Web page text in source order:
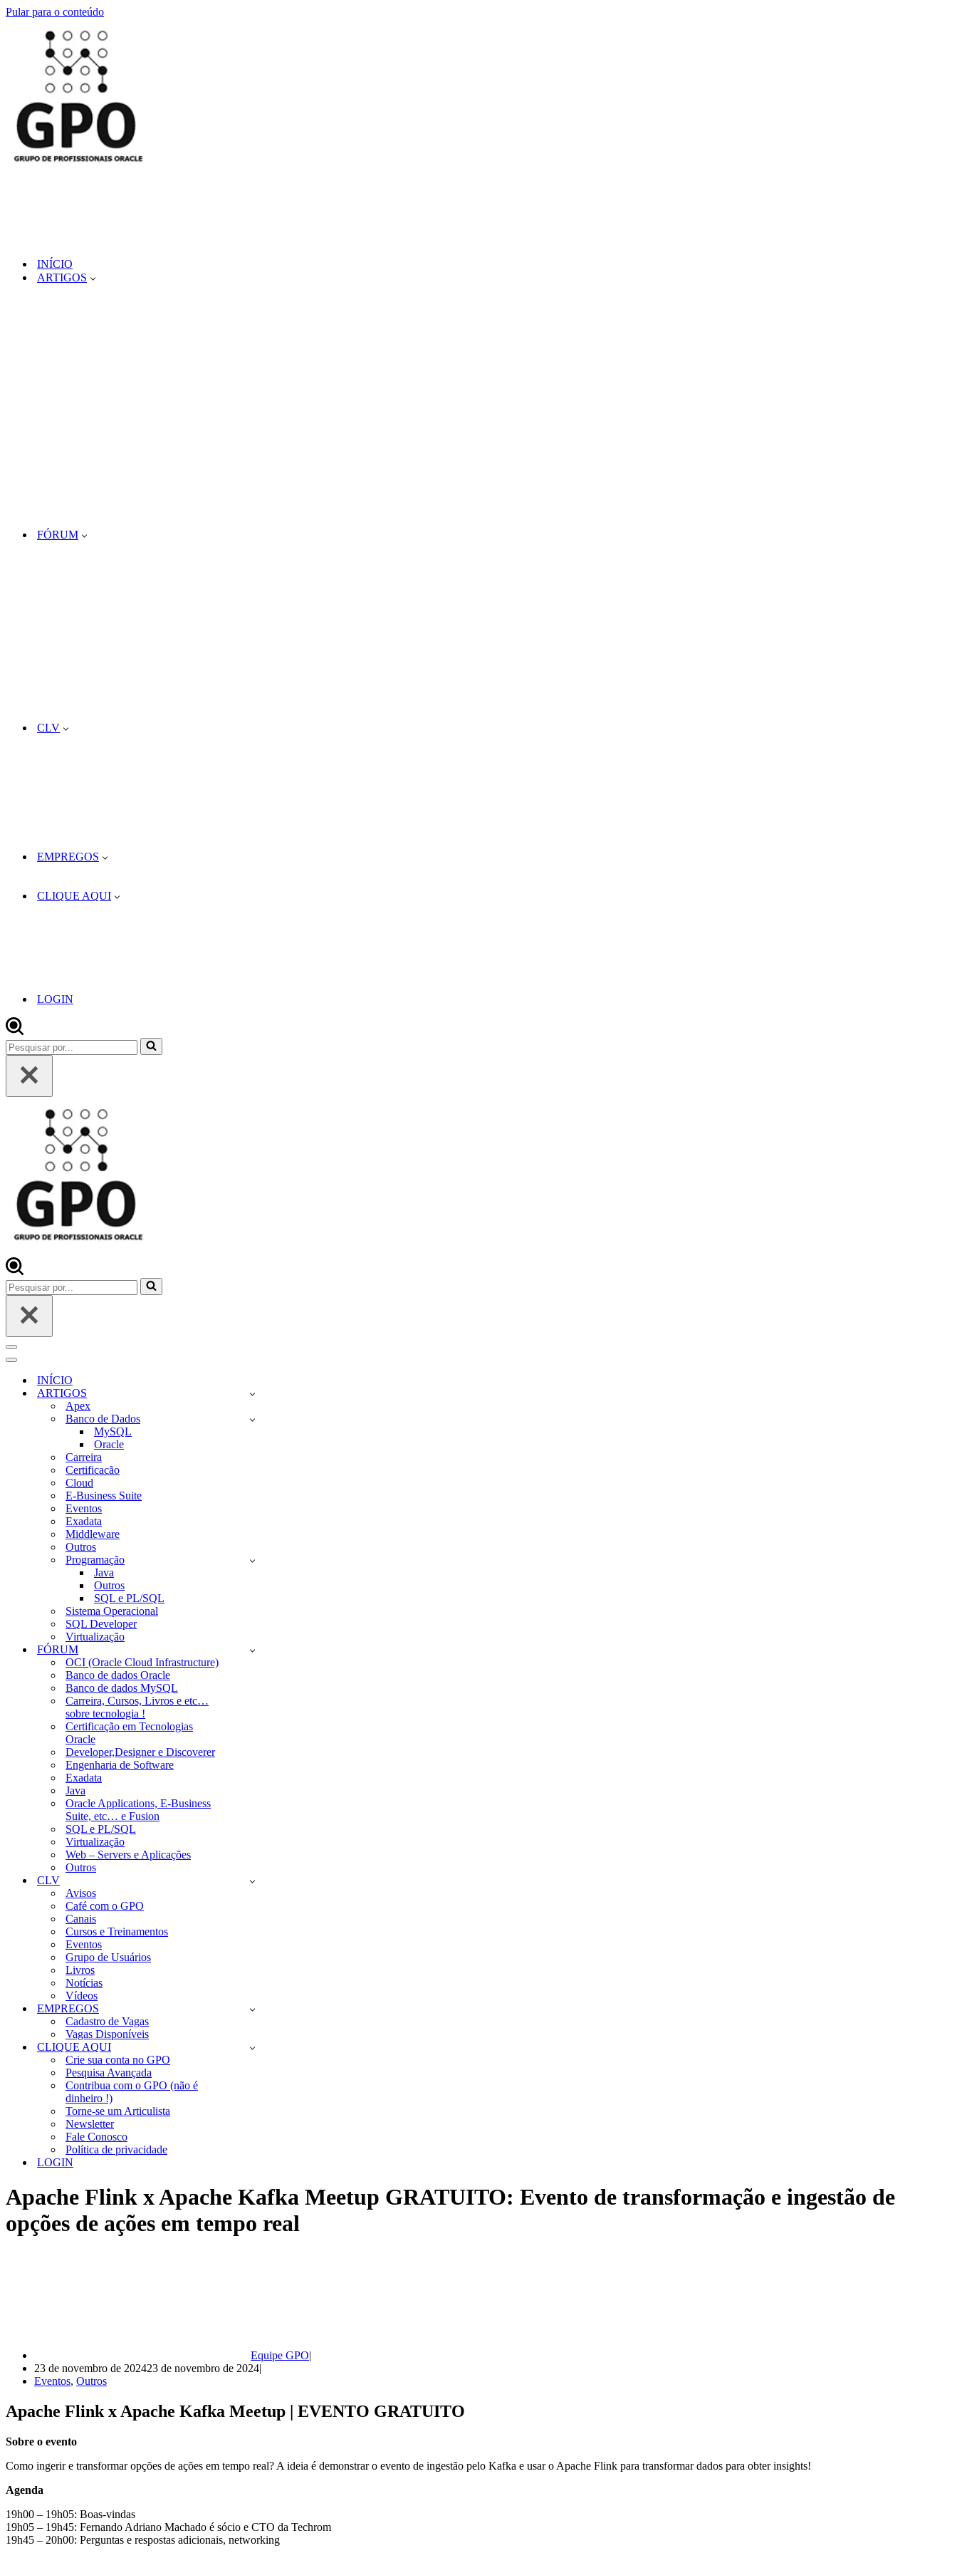
Pular para o conteúdo
INÍCIO
ARTIGOS
FÓRUM
CLV
EMPREGOS
CLIQUE AQUI
LOGIN
Pesquisar
por...
Pesquisar
por...
Menu
de
navegação
Menu
navegaçãoINÍCIO
ARTIGOS
Apex
Banco de Dados
MySQL
Oracle
Carreira
Certificacão
Cloud
E-Business Suite
Eventos
Exadata
Middleware
Outros
Programação
Java
Outros
SQL e PL/SQL
Sistema Operacional
SQL Developer
Virtualização
FÓRUM
OCI (Oracle Cloud Infrastructure)
Banco de dados Oracle
Banco de dados MySQL
Carreira, Cursos, Livros e etc…
sobre tecnologia !
Certificação em Tecnologias
Oracle
Developer,Designer e Discoverer
Engenharia de Software
Exadata
Java
Oracle Applications, E-Business
Suite, etc… e Fusion
SQL e PL/SQL
Virtualização
Web – Servers e Aplicações
Outros
CLV
Avisos
Café com o GPO
Canais
Cursos e Treinamentos
Eventos
Grupo de Usuários
Livros
Notícias
Vídeos
EMPREGOS
Cadastro de Vagas
Vagas Disponíveis
CLIQUE AQUI
Crie sua conta no GPO
Pesquisa Avançada
Contribua com o GPO (não é
dinheiro !)
Torne-se um Articulista
Newsletter
Fale Conosco
Política de privacidade
LOGIN
Apache Flink x Apache Kafka Meetup GRATUITO: Evento de transformação e ingestão de
opções de ações em tempo real
Equipe GPO
23 de novembro de 202423 de novembro de 2024
Eventos, Outros
Apache Flink x Apache Kafka Meetup | EVENTO GRATUITO
Sobre o evento
Como ingerir e transformar opções de ações em tempo real? A ideia é demonstrar o evento de ingestão pelo Kafka e usar o Apache Flink para transformar dados para obter insights!
Agenda
19h00 – 19h05: Boas-vindas
19h05 – 19h45: Fernando Adriano Machado é sócio e CTO da Techrom
19h45 – 20h00: Perguntas e respostas adicionais, networking